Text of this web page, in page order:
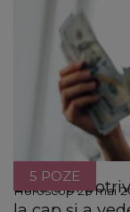
Horoscop 26 mai
5 POZE
Este o zi